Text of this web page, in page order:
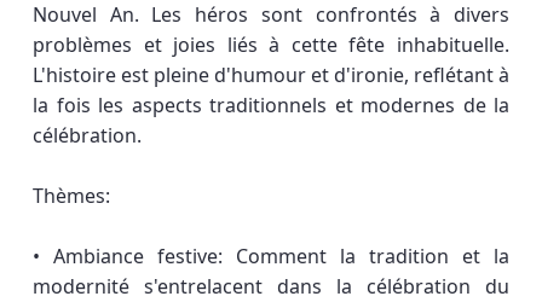
Nouvel An. Les héros sont confrontés à divers
problèmes et joies liés à cette fête inhabituelle.
L'histoire est pleine d'humour et d'ironie, reflétant à
la fois les aspects traditionnels et modernes de la
célébration.
Thèmes:
• Ambiance festive: Comment la tradition et la
modernité s'entrelacent dans la célébration du